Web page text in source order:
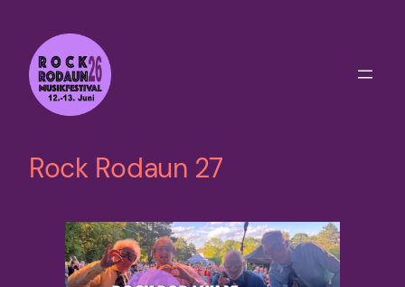
Inhalt
springen
Rock Rodaun 27